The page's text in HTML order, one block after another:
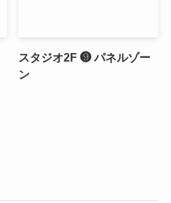
スタジオ2F ❾ パネルゾー
ン